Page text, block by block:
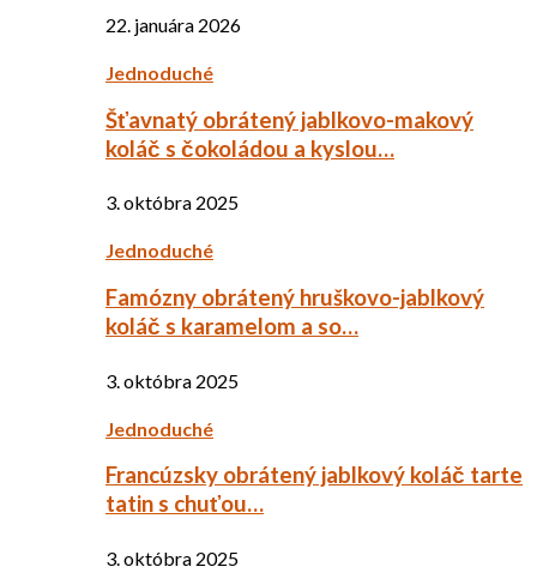
22. januára 2026
Jednoduché
Šťavnatý obrátený jablkovo-makový
koláč s čokoládou a kyslou…
3. októbra 2025
Jednoduché
Famózny obrátený hruškovo-jablkový
koláč s karamelom a so…
3. októbra 2025
Jednoduché
Francúzsky obrátený jablkový koláč tarte
tatin s chuťou…
3. októbra 2025